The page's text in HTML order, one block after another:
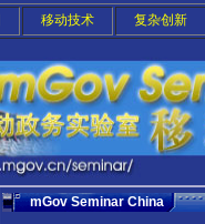
移动技术 复杂创新
mGov Seminar China